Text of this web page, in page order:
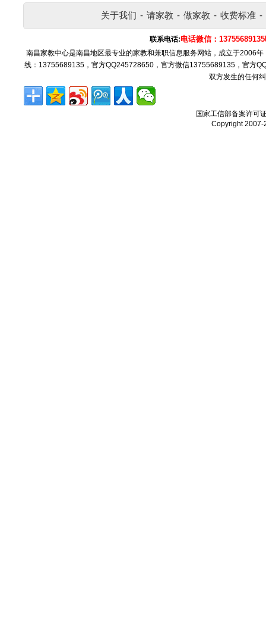
关于我们 - 请家教 - 做家教 - 收费标准 -
联系电话:电话微信：
南昌家教中心是南昌地区最专业的家教和兼职信息服务网站，成立于2006
线：13755689135，官方QQ245728650，官方微信13755689135，官方
双方发生的任何
国家工信部备案许可
Copyright 2007-